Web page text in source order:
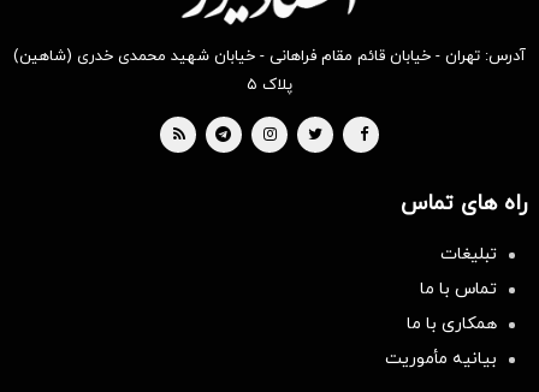
آدرس: تهران - خیابان قائم مقام فراهانی - خیابان شهید محمدی خدری (شاهین)
پلاک ۵
راه های تماس
تبلیغات
تماس با ما
همکاری با ما
بیانیه مأموریت